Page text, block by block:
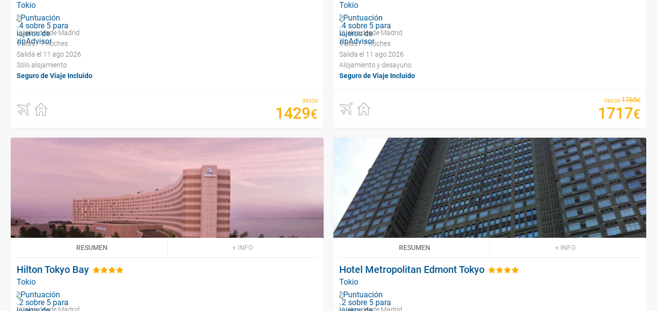
Tokio
Vuelos desde Madrid
9 días / 7 noches
Salida el 11 ago 2026
Sólo alojamiento
Seguro de Viaje Incluido
desde
1429€
Tokio
Vuelos desde Madrid
9 días / 7 noches
Salida el 11 ago 2026
Alojamiento y desayuno
Seguro de Viaje Incluido
desde 1769€
1717€
RESUMEN + INFO
Hilton Tokyo Bay
Tokio
RESUMEN + INFO
Hotel Metropolitan Edmont Tokyo
Tokio